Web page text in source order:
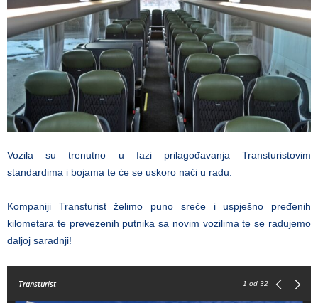
Vozila su trenutno u fazi prilagođavanja Transturistovim
standardima i bojama te će se uskoro naći u radu.
Kompaniji Transturist želimo puno sreće i uspješno pređenih
kilometara te prevezenih putnika sa novim vozilima te se radujemo
daljoj saradnji!
Transturist 1 od 32